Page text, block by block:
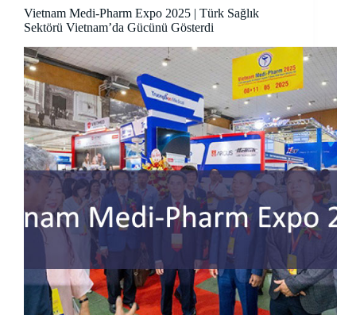
Vietnam Medi-Pharm Expo 2025 | Türk Sağlık
Sektörü Vietnam’da Gücünü Gösterdi